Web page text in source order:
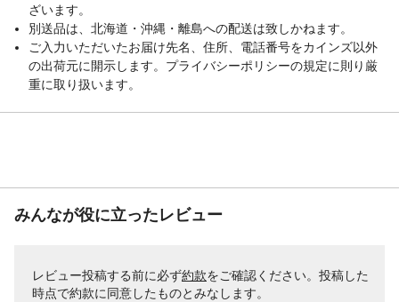
ざいます。
別送品は、北海道・沖縄・離島への配送は致しかねます。
ご入力いただいたお届け先名、住所、電話番号をカインズ以外
の出荷元に開示します。プライバシーポリシーの規定に則り厳
重に取り扱います。
みんなが役に立ったレビュー
レビュー投稿する前に必ず約款をご確認ください。投稿した
時点で約款に同意したものとみなします。